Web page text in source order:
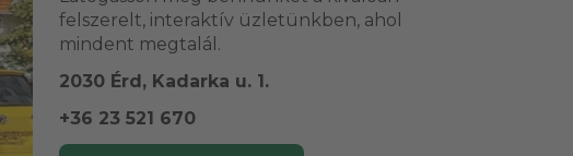
felszerelt, interaktív üzletünkben, ahol
mindent megtalál.
2030 Érd, Kadarka u. 1.
+36 23 521 670